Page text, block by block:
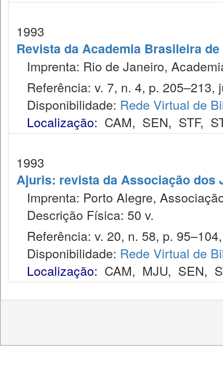
1993
Revista da Academia Brasileira
Imprenta: Rio de Janeiro,
Referência: v. 7, n. 4, p. 205–213,
Disponibilidade: Rede Virtual de
Localização: CAM, SEN, STF,
1993
Ajuris: revista da Associação dos
Imprenta: Porto Alegre,
Descrição Física: 50 v.
Referência: v. 20, n. 58, p.
Disponibilidade: Rede Virtual de
Localização: CAM, MJU, SEN,